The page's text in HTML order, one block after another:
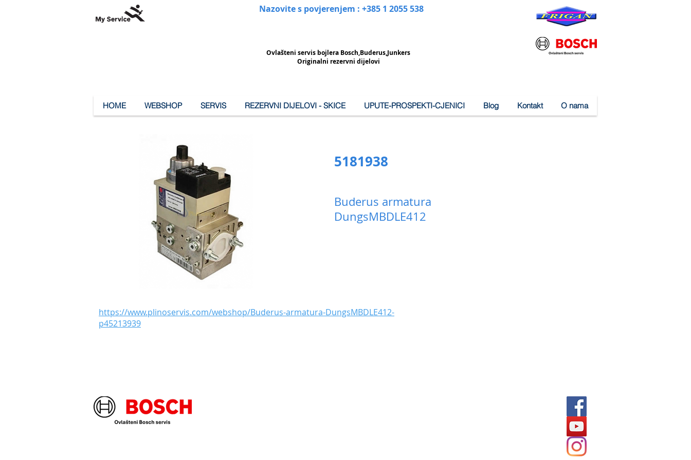
Nazovite s povjerenjem : +385 1 2055 538
Ovlašteni servis bojlera Bosch,Buderus,Junkers
Originalni rezervni dijelovi
HOME WEBSHOP SERVIS REZERVNI DIJELOVI - SKICE UPUTE-PROSPEKTI-CJENICI Blog Kontakt O nama
5181938
Buderus armatura
DungsMBDLE412
https://www.plinoservis.com/webshop/Buderus-armatura-DungsMBDLE412-
p45213939